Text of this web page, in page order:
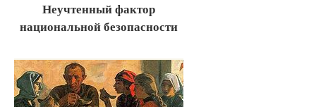
Неучтенный фактор
национальной безопасности